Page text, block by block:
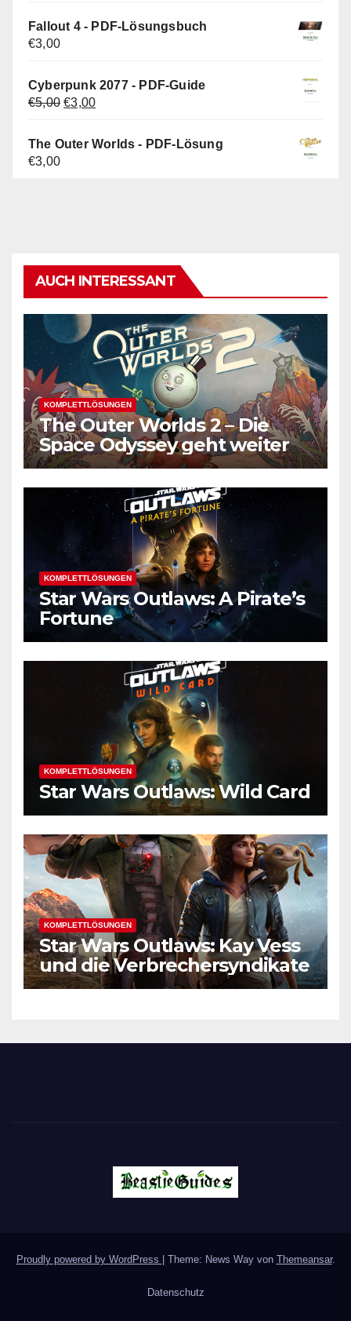
war:
ist:
Fallout 4 - PDF-Lösungsbuch
€3,00
Cyberpunk 2077 - PDF-Guide
€5,00 Ursprünglicher
€3,00Aktueller
ist:
The Outer Worlds - PDF-Lösung
€3,00
AUCH INTERESSANT
KOMPLETTLÖSUNGEN
The Outer Worlds 2 – Die
Space Odyssey geht weiter
KOMPLETTLÖSUNGEN
Star Wars Outlaws: A Pirate’s
Fortune
KOMPLETTLÖSUNGEN
Star Wars Outlaws: Wild Card
KOMPLETTLÖSUNGEN
Star Wars Outlaws: Kay Vess
und die Verbrechersyndikate
Proudly powered by WordPress Theme: News Way von Themeansar.
Datenschutz